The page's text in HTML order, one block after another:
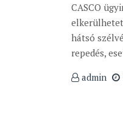
CASCO
hátsó
repedés,
admin